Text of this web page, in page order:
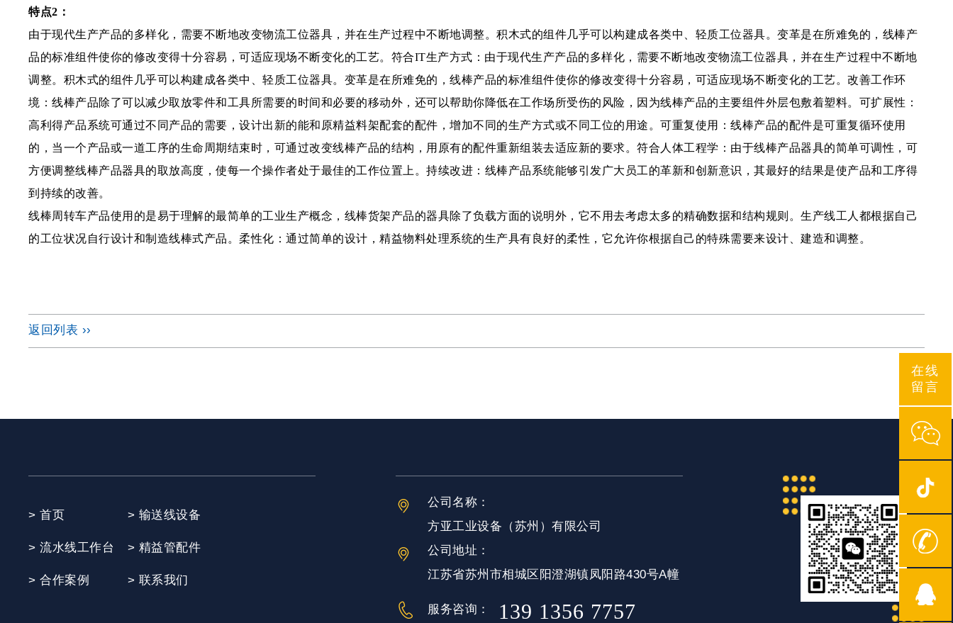
特点2：
由于现代生产产品的多样化，需要不断地改变物流工位器具，并在生产过程中不断地调整。积木式的组件几乎可以构建成各类中、轻质工位器具。变革是在所难免的，线棒产
品的标准组件使你的修改变得十分容易，可适应现场不断变化的工艺。符合IT生产方式：由于现代生产产品的多样化，需要不断地改变物流工位器具，并在生产过程中不断地
调整。积木式的组件几乎可以构建成各类中、轻质工位器具。变革是在所难免的，线棒产品的标准组件使你的修改变得十分容易，可适应现场不断变化的工艺。改善工作环
境：线棒产品除了可以减少取放零件和工具所需要的时间和必要的移动外，还可以帮助你降低在工作场所受伤的风险，因为线棒产品的主要组件外层包敷着塑料。可扩展性：
高利得产品系统可通过不同产品的需要，设计出新的能和原精益料架配套的配件，增加不同的生产方式或不同工位的用途。可重复使用：线棒产品的配件是可重复循环使用
的，当一个产品或一道工序的生命周期结束时，可通过改变线棒产品的结构，用原有的配件重新组装去适应新的要求。符合人体工程学：由于线棒产品器具的简单可调性，可
方便调整线棒产品器具的取放高度，使每一个操作者处于最佳的工作位置上。持续改进：线棒产品系统能够引发广大员工的革新和创新意识，其最好的结果是使产品和工序得
到持续的改善。
线棒周转车产品使用的是易于理解的最简单的工业生产概念，线棒货架产品的器具除了负载方面的说明外，它不用去考虑太多的精确数据和结构规则。生产线工人都根据自己
的工位状况自行设计和制造线棒式产品。柔性化：通过简单的设计，精益物料处理系统的生产具有良好的柔性，它允许你根据自己的特殊需要来设计、建造和调整。
返回列表 ››
> 首页 > 输送线设备
> 流水线工作台 > 精益管配件
> 合作案例 > 联系我们
公司名称：
方亚工业设备（苏州）有限公司
公司地址：
江苏省苏州市相城区阳澄湖镇凤阳路430号A幢
服务咨询： 139 1356 7757
在线
留言